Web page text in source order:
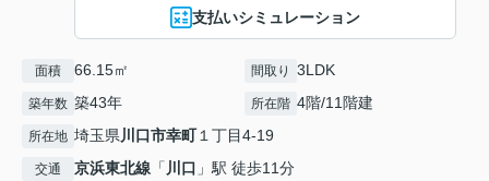
支払いシミュレーション
面積 66.15㎡ 間取り 3LDK
築年数 築43年 所在階 4階/11階建
所在地 埼玉県川口市幸町１丁目4-19
交通 京浜東北線 「 川口 」駅 徒歩11分